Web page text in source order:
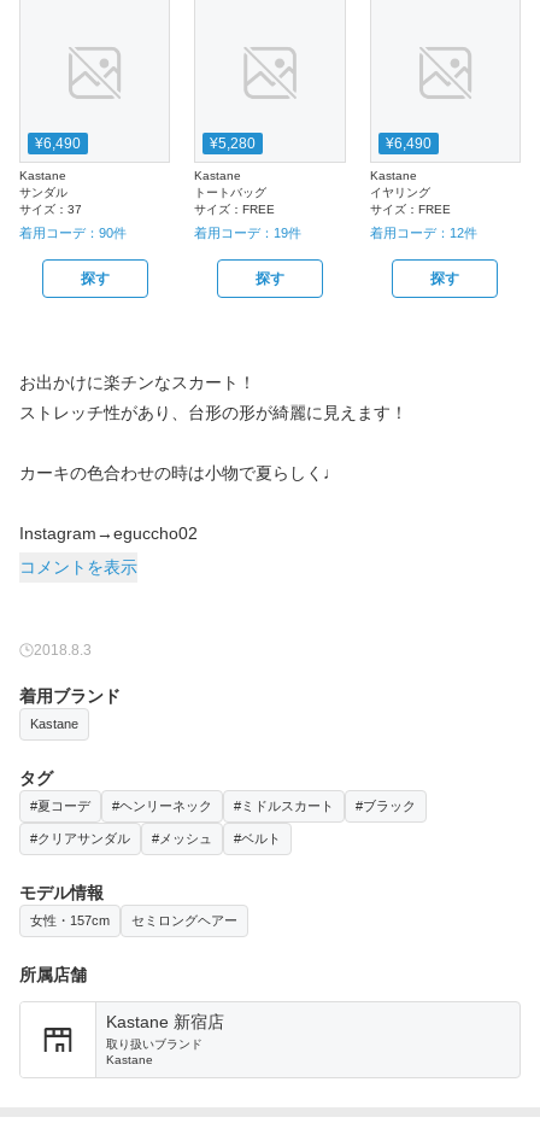
¥6,490
Kastane
サンダル
サイズ： 37
着用コーデ： 90件
探す
¥5,280
Kastane
トートバッグ
サイズ：FREE
着用コーデ： 19件
探す
¥6,490
Kastane
イヤリング
サイズ： FREE
着用コーデ： 12件
探す
お出かけに楽チンなスカート！
ストレッチ性があり、台形の形が綺麗に見えます！
カーキの色合わせの時は小物で夏らしく♩
Instagram→eguccho02
コメントを表示
2018.8.3
着用ブランド
Kastane
タグ
#夏コーデ #ヘンリーネック #ミドルスカート #ブラック
#クリアサンダル #メッシュ #ベルト
モデル情報
女性・157cm セミロングヘアー
所属店舗
Kastane 新宿店
取り扱いブランド
Kastane